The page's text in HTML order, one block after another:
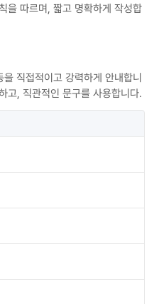
을 따르며, 짧고 명확하게 작성합
직접적이고 강력하게 안내합니
고, 직관적인 문구를 사용합니다.